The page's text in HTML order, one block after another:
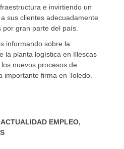
e invirtiendo un
sus clientes adecuadamente
gran parte del país.
informando sobre la
la planta logística en Illescas
nuevos procesos de
importante firma en Toledo.
EMPLEO,